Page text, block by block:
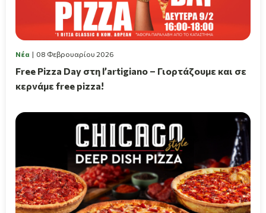
Νέα 08 Φεβρουαρίου 2026
Free Pizza Day στη l’artigiano – Γιορτάζουμε και σε
κερνάμε free pizza!